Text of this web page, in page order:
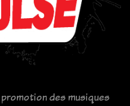
des musiques